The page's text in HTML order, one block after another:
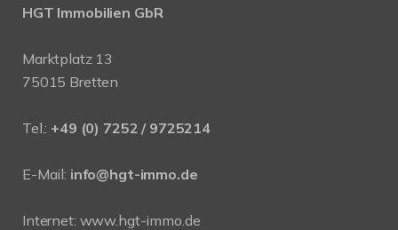
HGT Immobilien GbR
Marktplatz 13
75015 Bretten
Tel.: +49 (0) 7252 / 9725214
E-Mail: info@hgt-immo.de
Internet: www.hgt-immo.de